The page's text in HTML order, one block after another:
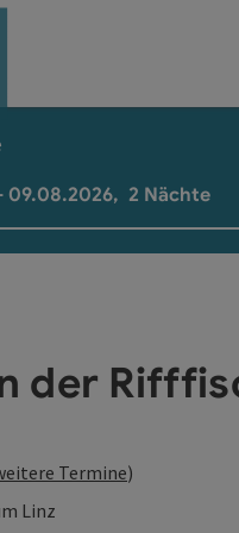
09.08.2026, 2 Nächte
der
Termine)
Linz